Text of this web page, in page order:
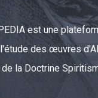
est une
des œuvres
la Doctrine